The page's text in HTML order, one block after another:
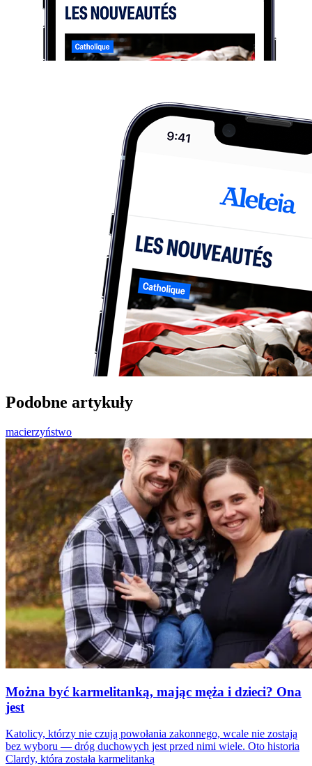
Podobne artykuły
macierzyństwo
Można być karmelitanką, mając męża i dzieci? Ona
jest
Katolicy, którzy nie czują powołania zakonnego, wcale nie zostają
bez wyboru — dróg duchowych jest przed nimi wiele. Oto historia
Clardy, która została karmelitanką